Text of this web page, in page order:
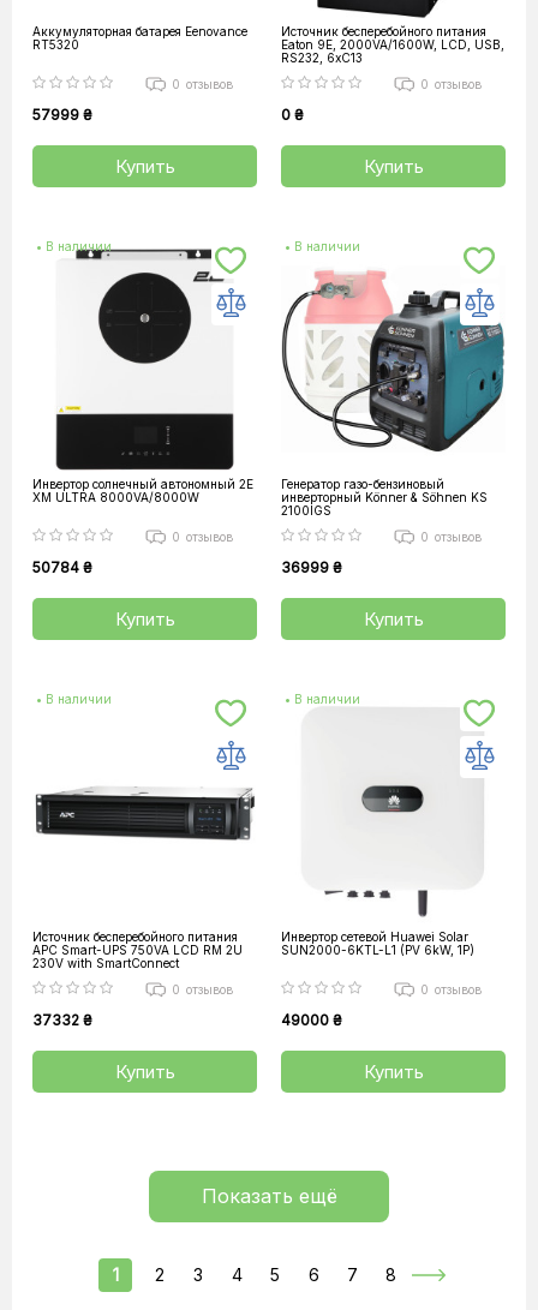
Аккумуляторная батарея Eenovance
RT5320
0 отзывов
57999 ₴
Купить
Источник бесперебойного питания
Eaton 9E, 2000VA/1600W, LCD, USB,
RS232, 6xC13
0 отзывов
0 ₴
Купить
• В наличии
Инвертор солнечный автономный 2E
XM ULTRA 8000VA/8000W
0 отзывов
50784 ₴
Купить
• В наличии
Генератор газо-бензиновый
инверторный Könner & Söhnen KS
2100IGS
0 отзывов
36999 ₴
Купить
• В наличии
Источник бесперебойного питания
APC Smart-UPS 750VA LCD RM 2U
230V with SmartConnect
0 отзывов
37332 ₴
Купить
• В наличии
Инвертор сетевой Huawei Solar
SUN2000-6KTL-L1 (PV 6kW, 1P)
0 отзывов
49000 ₴
Купить
Показать ещё
1 2 3 4 5 6 7 8